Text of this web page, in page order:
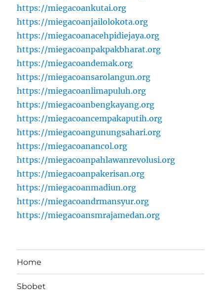
https://miegacoankutai.org
https://miegacoanjailolokota.org
https://miegacoanacehpidiejaya.org
https://miegacoanpakpakbharat.org
https://miegacoandemak.org
https://miegacoansarolangun.org
https://miegacoanlimapuluh.org
https://miegacoanbengkayang.org
https://miegacoancempakaputih.org
https://miegacoangunungsahari.org
https://miegacoanancol.org
https://miegacoanpahlawanrevolusi.org
https://miegacoanpakerisan.org
https://miegacoanmadiun.org
https://miegacoandrmansyur.org
https://miegacoansmrajamedan.org
Home
Sbobet